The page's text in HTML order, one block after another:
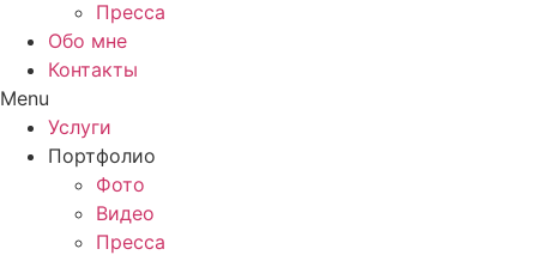
Пресса
Обо мне
Контакты
Menu
Услуги
Портфолио
Фото
Видео
Пресса